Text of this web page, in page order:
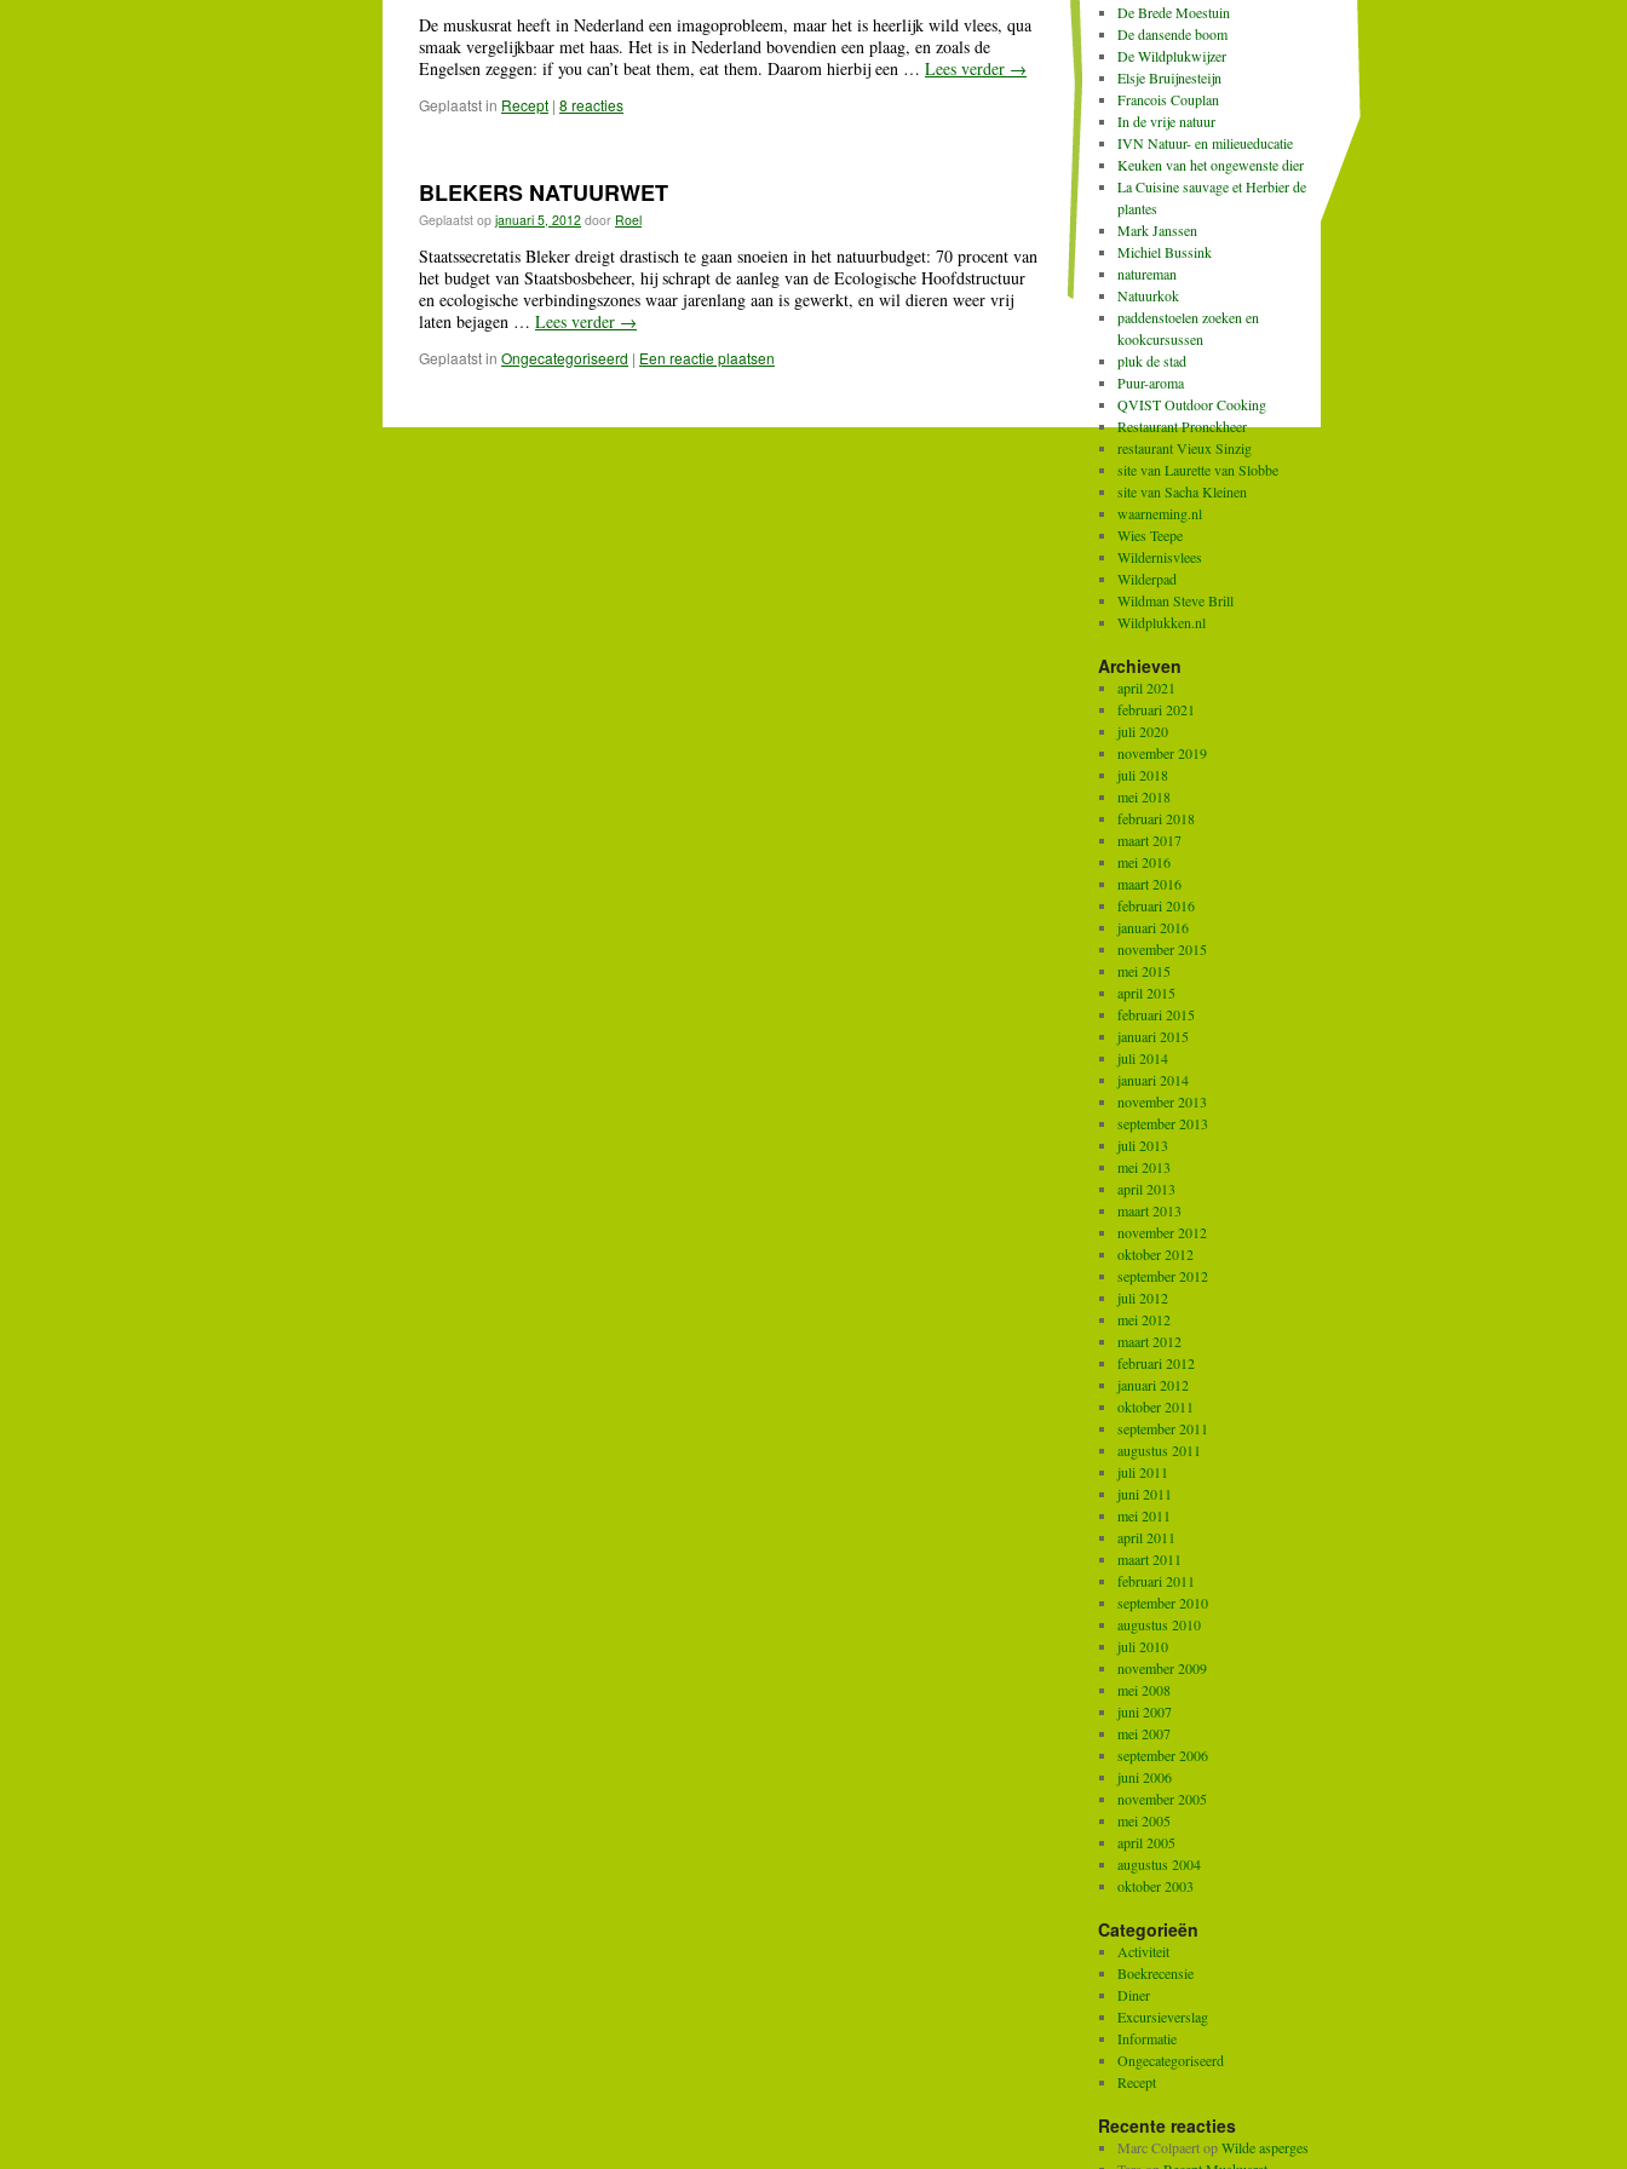
De muskusrat heeft in Nederland een imagoprobleem, maar het is heerlijk wild vlees, qua
smaak vergelijkbaar met haas. Het is in Nederland bovendien een plaag, en zoals de
Engelsen zeggen: if you can’t beat them, eat them. Daarom hierbij een … Lees verder →
Geplaatst in Recept | 8 reacties
BLEKERS NATUURWET
Geplaatst op januari 5, 2012 door Roel
Staatssecretatis Bleker dreigt drastisch te gaan snoeien in het natuurbudget: 70 procent van
het budget van Staatsbosbeheer, hij schrapt de aanleg van de Ecologische Hoofdstructuur
en ecologische verbindingszones waar jarenlang aan is gewerkt, en wil dieren weer vrij
laten bejagen … Lees verder →
Geplaatst in Ongecategoriseerd | Een reactie plaatsen
De Brede Moestuin
De dansende boom
De Wildplukwijzer
Elsje Bruijnesteijn
Francois Couplan
In de vrije natuur
IVN Natuur- en milieueducatie
Keuken van het ongewenste dier
La Cuisine sauvage et Herbier de
plantes
Mark Janssen
Michiel Bussink
natureman
Natuurkok
paddenstoelen zoeken en
kookcursussen
pluk de stad
Puur-aroma
QVIST Outdoor Cooking
Restaurant Pronckheer
restaurant Vieux Sinzig
site van Laurette van Slobbe
site van Sacha Kleinen
waarneming.nl
Wies Teepe
Wildernisvlees
Wilderpad
Wildman Steve Brill
Wildplukken.nl
Archieven
april 2021
februari 2021
juli 2020
november 2019
juli 2018
mei 2018
februari 2018
maart 2017
mei 2016
maart 2016
februari 2016
januari 2016
november 2015
mei 2015
april 2015
februari 2015
januari 2015
juli 2014
januari 2014
november 2013
september 2013
juli 2013
mei 2013
april 2013
maart 2013
november 2012
oktober 2012
september 2012
juli 2012
mei 2012
maart 2012
februari 2012
januari 2012
oktober 2011
september 2011
augustus 2011
juli 2011
juni 2011
mei 2011
april 2011
maart 2011
februari 2011
september 2010
augustus 2010
juli 2010
november 2009
mei 2008
juni 2007
mei 2007
september 2006
juni 2006
november 2005
mei 2005
april 2005
augustus 2004
oktober 2003
Categorieën
Activiteit
Boekrecensie
Diner
Excursieverslag
Informatie
Ongecategoriseerd
Recept
Recente reacties
Marc ColpaertopWilde asperges